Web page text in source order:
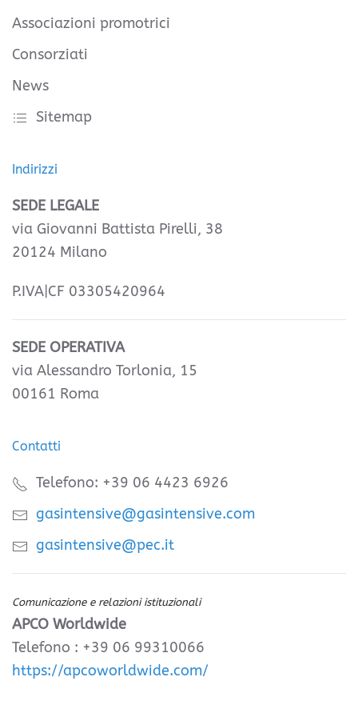
Associazioni promotrici
Consorziati
News
Sitemap
Indirizzi
SEDE LEGALE
via Giovanni Battista Pirelli, 38
20124 Milano
P.IVA|CF 03305420964
SEDE OPERATIVA
via Alessandro Torlonia, 15
00161 Roma
Contatti
Telefono: +39 06 4423 6926
gasintensive@gasintensive.com
gasintensive@pec.it
Comunicazione e relazioni istituzionali
APCO Worldwide
Telefono : +39 06 99310066
https://apcoworldwide.com/